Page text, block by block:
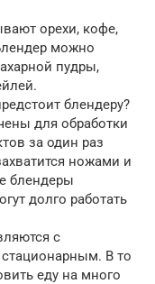
орехи, кофе,
можно
пудры,
блендеру?
для обработки
за один раз
ножами и
блендеры
долго работать
с
В то
еду на много